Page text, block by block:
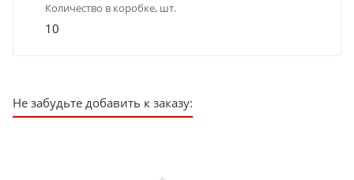
Количество в коробке, шт.
10
Не забудьте добавить к заказу: